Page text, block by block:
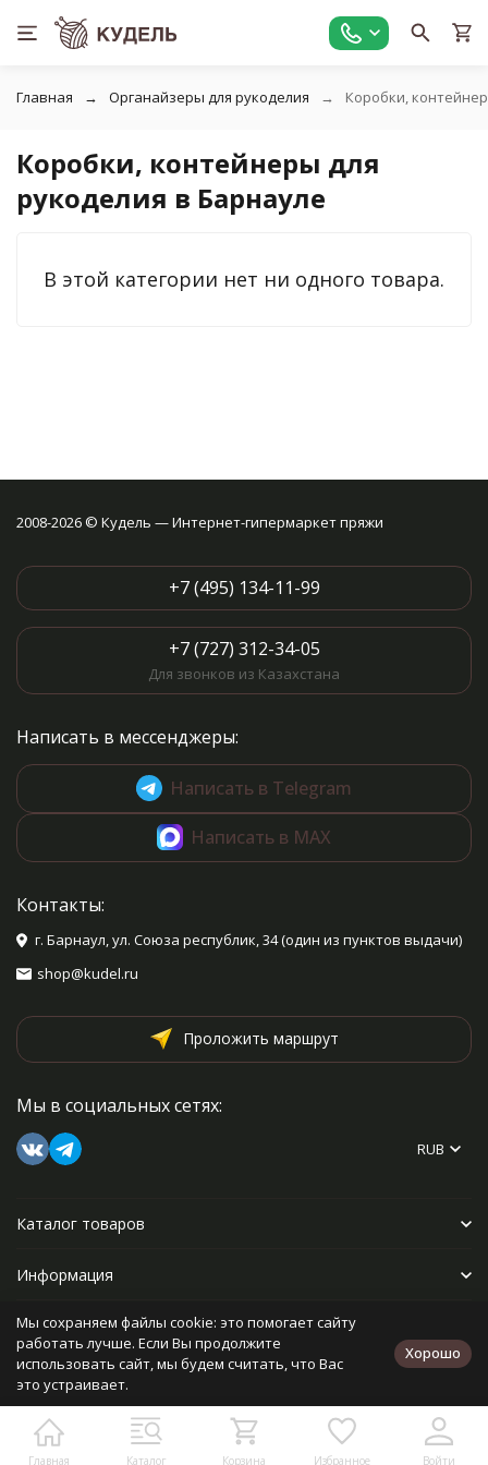
Главная Органайзеры для рукоделия Коробки,
Коробки, контейнеры для
рукоделия в Барнауле
В этой категории нет ни одного товара.
Главная Каталог Корзина Избранное Войти
2008-2026 © Кудель — Интернет-гипермаркет пряжи
+7 (495) 134-11-99
+7 (727) 312-34-05
Для звонков из Казахстана
Написать в мессенджеры:
Написать в Telegram
Написать в MAX
Контакты:
г. Барнаул, ул. Союза республик, 34 (один из пунктов выдачи)
shop@kudel.ru
Проложить маршрут
Мы в социальных сетях:
RUB
Каталог товаров
Информация
Прочее
Политика персональных данных
Разработано в
bodysite.ru
Мы сохраняем файлы cookie: это помогает сайту
работать лучше. Если Вы продолжите
использовать сайт, мы будем считать, что Вас
это устраивает.
Хорошо